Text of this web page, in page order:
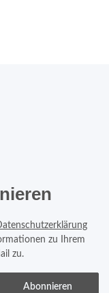
Datenschutzerklärung
zu Ihrem
zu.
Abonnieren